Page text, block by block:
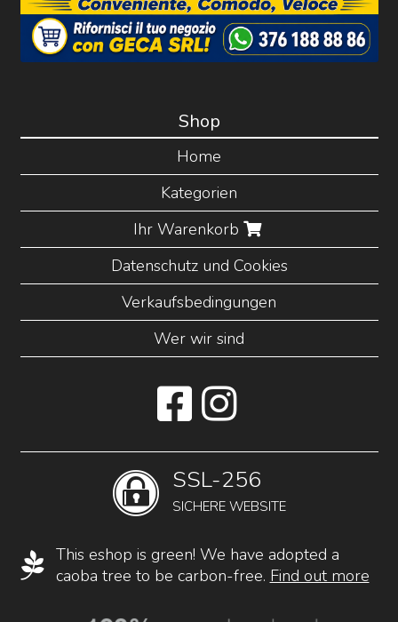
Shop
Home
Kategorien
Ihr Warenkorb
Datenschutz und Cookies
Verkaufsbedingungen
Wer wir sind
SSL-256
SICHERE WEBSITE
This eshop is green! We have adopted a
caoba tree to be carbon-free. Find out more